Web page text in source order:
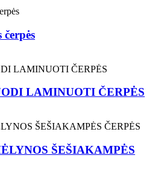
čerpės
LAMINUOTI ČERPĖS
ŠEŠIAKAMPĖS